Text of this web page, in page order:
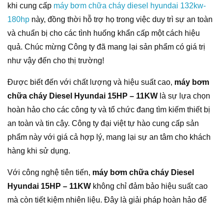
khi cung cấp máy bơm chữa cháy diesel hyundai 132kw-
180hp này, đồng thời hỗ trợ họ trong việc duy trì sự an toàn
và chuẩn bị cho các tình huống khẩn cấp một cách hiệu
quả. Chúc mừng Công ty đã mang lại sản phẩm có giá trị
như vậy đến cho thị trường!
Được biết đến với chất lượng và hiệu suất cao, máy bơm
chữa cháy Diesel Hyundai 15HP – 11KW là sự lựa chọn
hoàn hảo cho các công ty và tổ chức đang tìm kiếm thiết bị
an toàn và tin cậy. Công ty đại việt tự hào cung cấp sản
phẩm này với giá cả hợp lý, mang lại sự an tâm cho khách
hàng khi sử dụng.
Với công nghệ tiên tiến, máy bơm chữa cháy Diesel
Hyundai 15HP – 11KW không chỉ đảm bảo hiệu suất cao
mà còn tiết kiệm nhiên liệu. Đây là giải pháp hoàn hảo để